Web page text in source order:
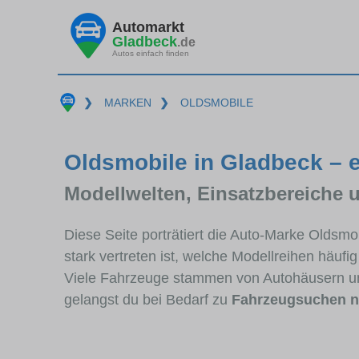
Automarkt
Gladbeck.de
Autos einfach finden
❯ MARKEN ❯ OLDSMOBILE
Oldsmobile in Gladbeck –
Modellwelten, Einsatzbereiche
Diese Seite porträtiert die Auto-Marke
stark vertreten ist, welche Modellreihen
Viele Fahrzeuge stammen von Autohäusern
gelangst du bei Bedarf zu Fahrzeugsuchen